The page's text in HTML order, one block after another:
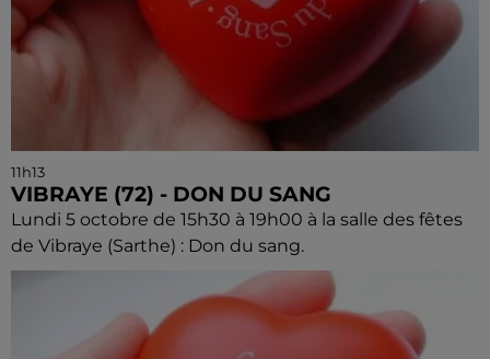
11h13
VIBRAYE (72) - DON DU SANG
Lundi 5 octobre de 15h30 à 19h00 à la salle des fêtes
de Vibraye (Sarthe) : Don du sang.